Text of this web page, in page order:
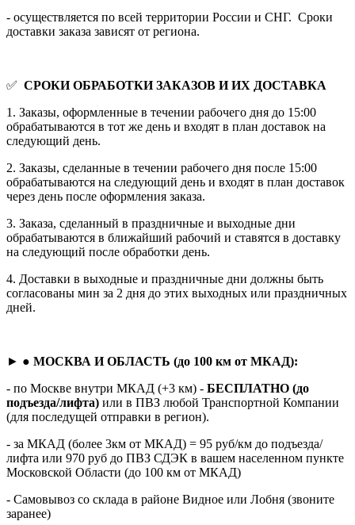
- осуществляется по всей территории России и СНГ. Сроки
доставки заказа зависят от региона.
✅ СРОКИ ОБРАБОТКИ ЗАКАЗОВ И ИХ ДОСТАВКА
1. Заказы, оформленные в течении рабочего дня до 15:00
обрабатываются в тот же день и входят в план доставок на
следующий день.
2. Заказы, сделанные в течении рабочего дня после 15:00
обрабатываются на следующий день и входят в план доставок
через день после оформления заказа.
3. Заказа, сделанный в праздничные и выходные дни
обрабатываются в ближайший рабочий и ставятся в доставку
на следующий после обработки день.
4. Доставки в выходные и праздничные дни должны быть
согласованы мин за 2 дня до этих выходных или праздничных
дней.
► ● МОСКВА И ОБЛАСТЬ (до 100 км от МКАД):
- по Москве внутри МКАД (+3 км) - БЕСПЛАТНО (до
подъезда/лифта) или в ПВЗ любой Транспортной Компании
(для последущей отправки в регион).
- за МКАД (более 3км от МКАД) = 95 руб/км до подъезда/
лифта или 970 руб до ПВЗ СДЭК в вашем населенном пункте
Московской Области (до 100 км от МКАД)
- Самовывоз со склада в районе Видное или Лобня (звоните
заранее)